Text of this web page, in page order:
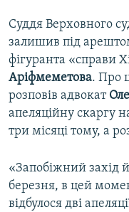
Усі сайти RFE/RL
Суддя Верховного
залишив під
фігуранта «справи
Аріфмеметова. Про
розповів адвокат
апеляційну скаргу
три місяці тому, а
«Запобіжний захід
березня, в цей
відбулося дві